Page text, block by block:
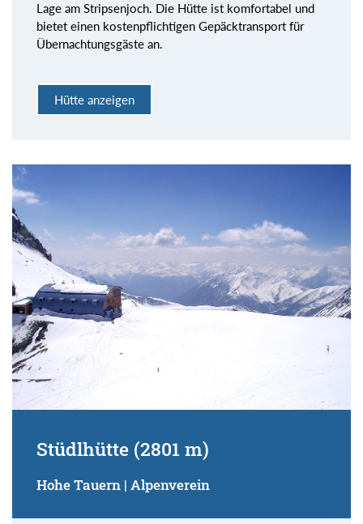
Lage am Stripsenjoch. Die Hütte ist komfortabel und
bietet einen kostenpflichtigen Gepäcktransport für
Übernachtungsgäste an.
Hütte anzeigen
Stüdlhütte (2801 m)
Hohe Tauern | Alpenverein